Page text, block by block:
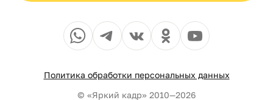
Политика обработки персональных данных
© «Яркий кадр» 2010—2026